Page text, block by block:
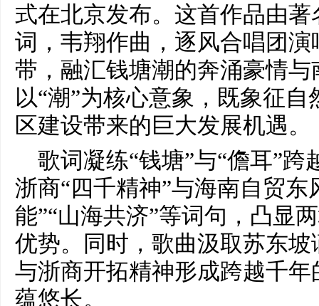
式在北京发布。这首作品由
词，韦翔作曲，逐风合唱团
带，融汇钱塘潮的奔涌豪情
以“潮”为核心意象，既象征
区建设带来的巨大发展机遇。
歌词凝练“钱塘”与“儋耳”
浙商“四千精神”与海南自贸
能”“山海共济”等词句，凸显
优势。同时，歌曲汲取苏东
与浙商开拓精神形成跨越千
蕴悠长。